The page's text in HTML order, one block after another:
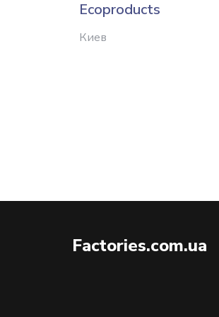
Ecoproducts
Киев
Factories.com.ua